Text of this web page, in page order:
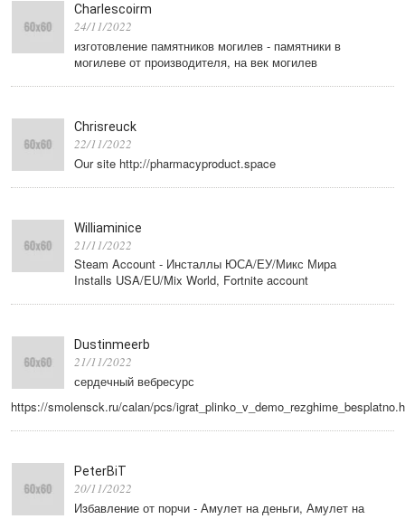
Charlescoirm
24/11/2022
изготовление памятников могилев - памятники в
могилеве от производителя, на век могилев
Chrisreuck
22/11/2022
Our site http://pharmacyproduct.space
Williaminice
21/11/2022
Steam Account - Инсталлы ЮСА/ЕУ/Микс Мира
Installs USA/EU/Mix World, Fortnite account
Dustinmeerb
21/11/2022
сердечный вебресурс
https://smolensck.ru/calan/pcs/
PeterBiT
20/11/2022
Избавление от порчи - Амулет на деньги, Амулет на